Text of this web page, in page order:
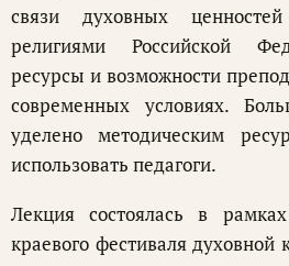
связи духовных
религиями Российской
ресурсы и возможности
современных условиях.
уделено методическим
использовать педагоги.
Лекция состоялась в
краевого фестиваля духовной